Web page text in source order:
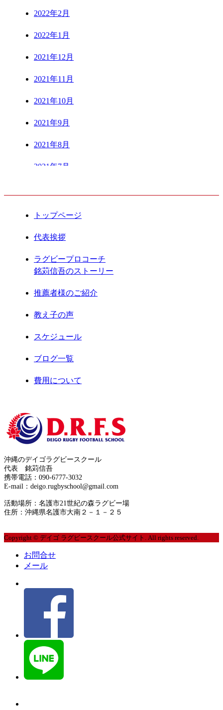
2022年2月
2022年1月
2021年12月
2021年11月
2021年10月
2021年9月
2021年8月
2021年7月
2021年5月
2021年4月
2021年3月
2021年2月
2021年1月
2020年12月
2020年11月
2020年8月
2020年7月
2020年5月
2020年3月
2020年1月
2019年12月
2019年10月
2019年8月
2019年6月
2019年5月
トップページ
代表挨拶
ラグビープロコーチ
銘苅信吾のストーリー
推薦者様のご紹介
教え子の声
スケジュール
ブログ一覧
費用について
サイトマップ
プライバシーポリシー
沖縄のデイゴラグビースクール
代表 銘苅信吾
携帯電話：090-6777-3032
E-mail：deigo.rugbyschool@gmail.com
活動場所：名護市21世紀の森ラグビー場
住所：沖縄県名護市大南２－１－２５
Copyright © デイゴ ラグビースクール公式サイト. All rights reserved.
お問合せ
メール